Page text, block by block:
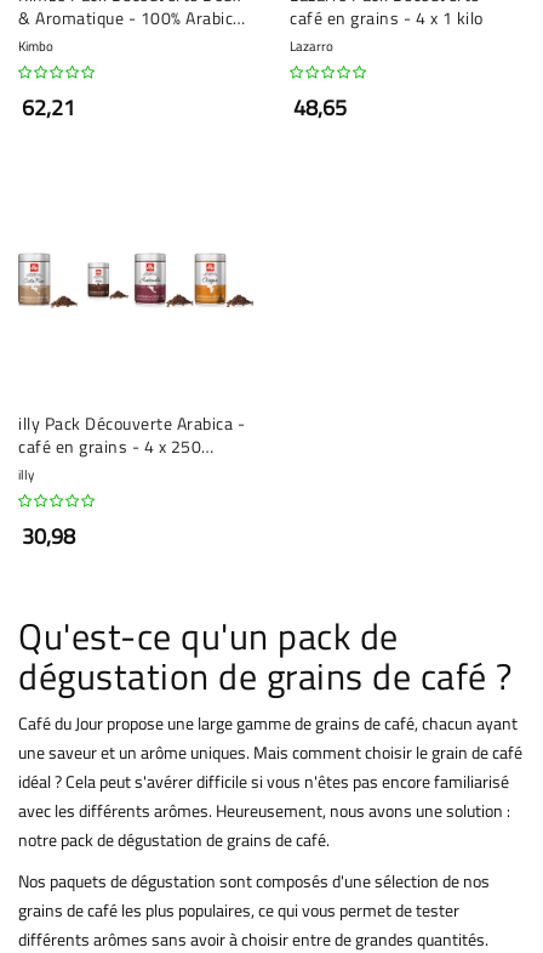
& Aromatique - 100% Arabica
- 3 x 1 kilo
Kimbo
62,21
café en grains - 4 x 1 kilo
Lazarro
48,65
illy Pack Découverte Arabica -
café en grains - 4 x 250
grammes
illy
30,98
Qu'est-ce qu'un pack de
dégustation de grains de café ?
Café du Jour propose une large gamme de grains de café, chacun ayant
une saveur et un arôme uniques. Mais comment choisir le grain de café
idéal ? Cela peut s'avérer difficile si vous n'êtes pas encore familiarisé
avec les différents arômes. Heureusement, nous avons une solution :
notre pack de dégustation de grains de café.
Nos paquets de dégustation sont composés d'une sélection de nos
grains de café les plus populaires, ce qui vous permet de tester
différents arômes sans avoir à choisir entre de grandes quantités.